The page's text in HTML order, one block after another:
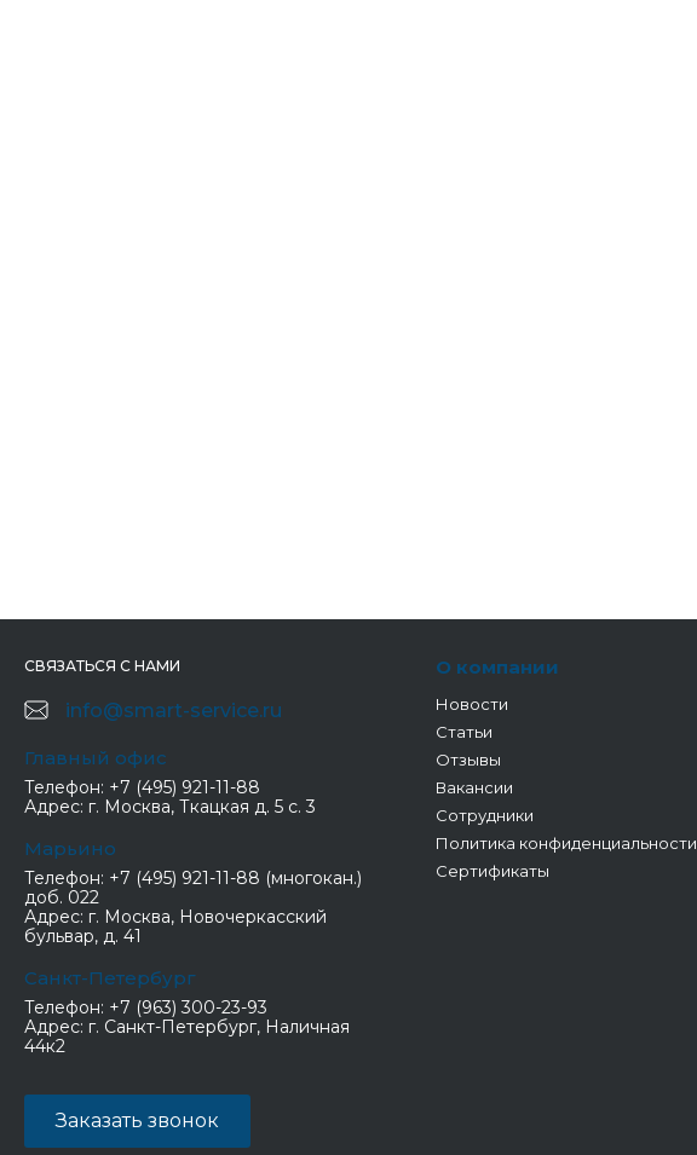
СВЯЗАТЬСЯ С НАМИ
info@smart-service.ru
Главный офис
Телефон: +7 (495) 921-11-88
Адрес: г. Москва, Ткацкая д. 5 с. 3
Марьино
Телефон: +7 (495) 921-11-88 (многокан.)
доб. 022
Адрес: г. Москва, Новочеркасский
бульвар, д. 41
Санкт-Петербург
Телефон: +7 (963) 300-23-93
Адрес: г. Санкт-Петербург, Наличная
44к2
О компании
Новости
Статьи
Отзывы
Вакансии
Сотрудники
Политика конфиденциальности
Сертификаты
Заказать звонок